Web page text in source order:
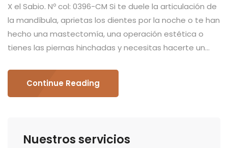
X el Sabio. Nº col: 0396-CM Si te duele la articulación de
la mandíbula, aprietas los dientes por la noche o te han
hecho una mastectomía, una operación estética o
tienes las piernas hinchadas y necesitas hacerte un...
Continue Reading
Nuestros servicios